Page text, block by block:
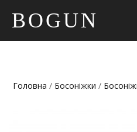
BOGUN
Головна / Босоніжки /